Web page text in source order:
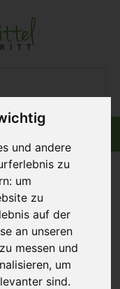
und andere
zu
um
zu
auf der
an unseren
messen und
, um
sind.
ein
Angebot
reduzieren
dabei!